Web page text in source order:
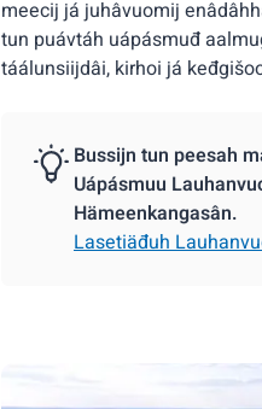
meecij já juhâvuomij
tun puávtáh uápásmuđ
táálunsiijdâi, kirhoi já
Bussijn tun peesah
Uápásmuu
Hämeenkangasân.
Lasetiäđuh